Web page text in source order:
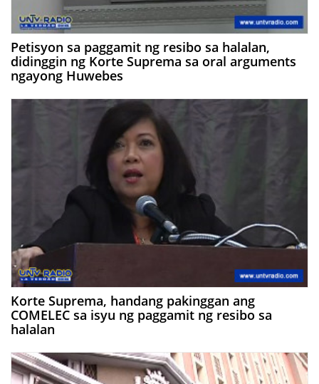
Petisyon sa paggamit ng resibo sa halalan,
didinggin ng Korte Suprema sa oral arguments
ngayong Huwebes
Korte Suprema, handang pakinggan ang
COMELEC sa isyu ng paggamit ng resibo sa
halalan